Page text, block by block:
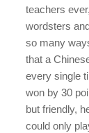
teachers
wordsters
so many
that a
every single
won by 30
but friendly,
could only